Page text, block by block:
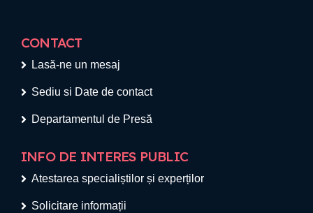
CONTACT
Lasă-ne un mesaj
Sediu si Date de contact
Departamentul de Presă
INFO DE INTERES PUBLIC
Atestarea specialiștilor și experților
Solicitare informații